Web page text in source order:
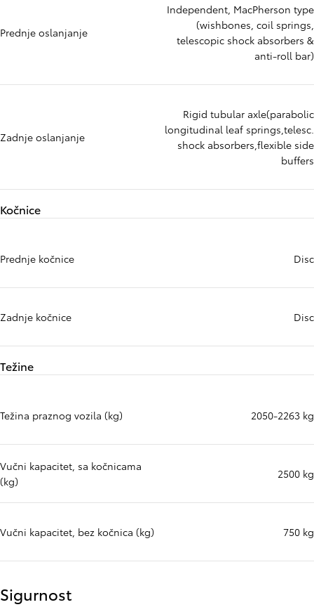
Prednje oslanjanje
Independent, MacPherson type
(wishbones, coil springs,
telescopic shock absorbers &
anti-roll bar)
Zadnje oslanjanje
Rigid tubular axle(parabolic
longitudinal leaf springs,telesc.
shock absorbers,flexible side
buffers
Kočnice
Prednje kočnice Disc
Zadnje kočnice Disc
Težine
Težina praznog vozila (kg) 2050-2263 kg
Vučni kapacitet, sa kočnicama
(kg)
2500 kg
Vučni kapacitet, bez kočnica (kg) 750 kg
Sigurnost